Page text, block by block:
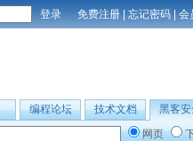
免费注册 | 忘记密码 | 会
编程论坛 技术文档
黑客安
网页